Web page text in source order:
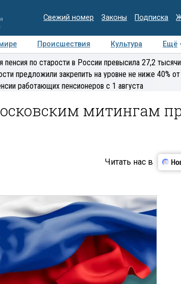
Свежий номер Законы Подписка
Происшествия Культура Ещё
Медиацентр Интервью Колумнисты
по старости в России превысила 27,2 тысячи
предложили закрепить на уровне не ниже 40% от
работающих пенсионеров с 1 августа
митингам
Читать нас в